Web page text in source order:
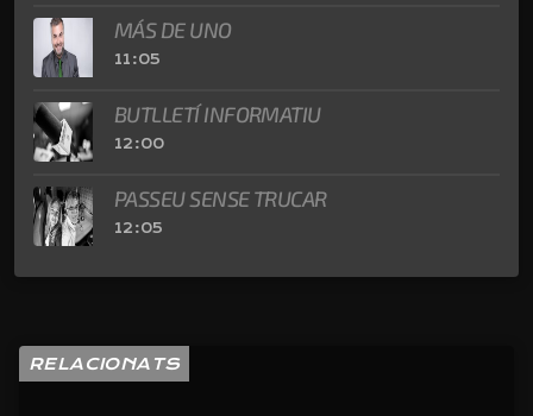
MÁS DE UNO
11:05
BUTLLETÍ INFORMATIU
12:00
PASSEU SENSE TRUCAR
12:05
RELACIONATS